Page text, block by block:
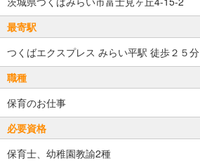
最寄駅
つくばエクスプレス みらい平駅 徒歩２５分
職種
保育のお仕事
必要資格
保育士、幼稚園教諭2種